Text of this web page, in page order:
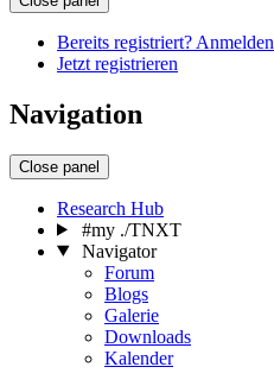
Bereits registriert? Anmelden
Jetzt registrieren
Navigation
Close panel
Research Hub
#my ./TNXT
Navigator
Forum
Blogs
Galerie
Downloads
Kalender